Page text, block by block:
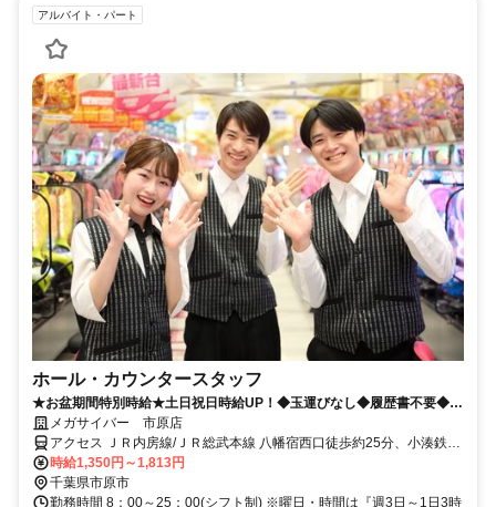
アルバイト・パート
ホール・カウンタースタッフ
★お盆期間特別時給★土日祝日時給UP！◆玉運びなし◆履歴書不要◆社
員登用あり
メガサイバー 市原店
アクセス ＪＲ内房線/ＪＲ総武本線 八幡宿西口徒歩約25分、小湊鉄道
五井西口徒歩約35分、ＪＲ内房線 五井西口徒歩約35分
時給1,350円～1,813円
千葉県市原市
勤務時間 8：00～25：00(シフト制) ※曜日・時間は『週3日～1日3時